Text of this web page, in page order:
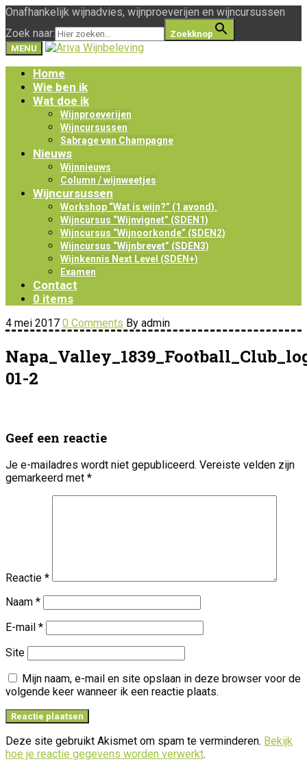
Onafhankelijk wijnadvies, wijnproeverijen en wijncursussen
Zoek naar:
Zoekknop
MENU
Home
Wie ben ik
Wat doe ik
Wijnproeverijen
Wijncursussen
Sabrage van Champagne
Nieuws
Wijnnieuws
Column / wijnweetjes
Wijncursussen
Workshop “Wat is wijn?” (1 avond).
Wijncursus “Wijnvignet” (SDEN1)
Wijncursus “Wijnoorkonde” (SDEN2)
Wijncursus “Wijnbrevet” (SDEN3)
Wijnkennis Next Level (SDEN+)
Examen
Contact
0 items
4 mei 2017 0 Comments By admin
01-2
Geef een reactie
Je e-mailadres wordt niet gepubliceerd. Vereiste velden zijn
gemarkeerd met *
Reactie *
Naam *
E-mail *
Site
Mijn naam, e-mail en site opslaan in deze browser voor de
volgende keer wanneer ik een reactie plaats.
Deze site gebruikt Akismet om spam te verminderen. Bekijk
hoe je reactie gegevens worden verwerkt.